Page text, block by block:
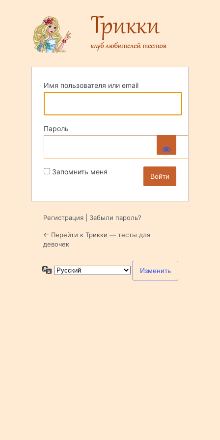
Имя пользователя или email
Пароль
Запомнить меня
Регистрация Забыли пароль?
← Перейти к Трикки — тесты для
девочек
Язык